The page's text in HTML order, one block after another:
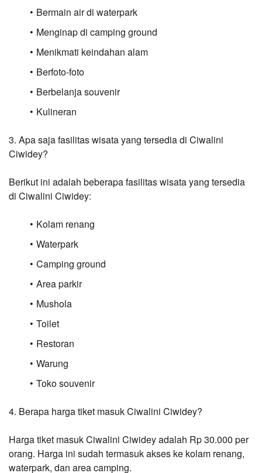
Bermain air di waterpark
Menginap di camping ground
Menikmati keindahan alam
Berfoto-foto
Berbelanja souvenir
Kulineran
3. Apa saja fasilitas wisata yang tersedia di Ciwalini
Ciwidey?
Berikut ini adalah beberapa fasilitas wisata yang tersedia
di Ciwalini Ciwidey:
Kolam renang
Waterpark
Camping ground
Area parkir
Mushola
Toilet
Restoran
Warung
Toko souvenir
4. Berapa harga tiket masuk Ciwalini Ciwidey?
Harga tiket masuk Ciwalini Ciwidey adalah Rp 30.000 per
orang. Harga ini sudah termasuk akses ke kolam renang,
waterpark, dan area camping.